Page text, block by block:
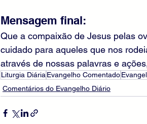
Mensagem final:
Que a compaixão de Jesus pelas
cuidado para aqueles que nos
através de nossas palavras e
Liturgia Diária Evangelho Comentado
Comentários do Evangelho Diário